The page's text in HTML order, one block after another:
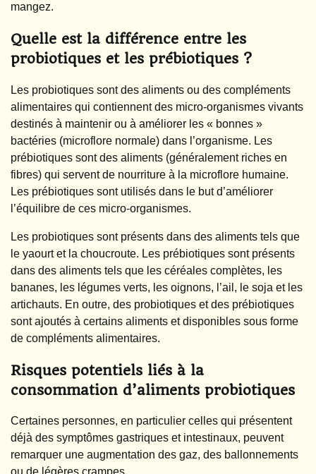
mangez.
Quelle est la différence entre les
probiotiques et les prébiotiques ?
Les probiotiques sont des aliments ou des compléments
alimentaires qui contiennent des micro-organismes vivants
destinés à maintenir ou à améliorer les « bonnes »
bactéries (microflore normale) dans l’organisme. Les
prébiotiques sont des aliments (généralement riches en
fibres) qui servent de nourriture à la microflore humaine.
Les prébiotiques sont utilisés dans le but d’améliorer
l’équilibre de ces micro-organismes.
Les probiotiques sont présents dans des aliments tels que
le yaourt et la choucroute. Les prébiotiques sont présents
dans des aliments tels que les céréales complètes, les
bananes, les légumes verts, les oignons, l’ail, le soja et les
artichauts. En outre, des probiotiques et des prébiotiques
sont ajoutés à certains aliments et disponibles sous forme
de compléments alimentaires.
Risques potentiels liés à la
consommation d’aliments probiotiques
Certaines personnes, en particulier celles qui présentent
déjà des symptômes gastriques et intestinaux, peuvent
remarquer une augmentation des gaz, des ballonnements